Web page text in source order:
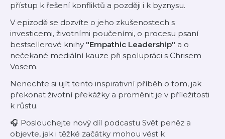
přístup k řešení konfliktů a později i k byznysu.
V epizodě se dozvíte o jeho zkušenostech s
investicemi, životními poučeními, o procesu psaní
bestsellerové knihy "Empathic Leadership" a o
nečekané mediální kauze při spolupráci s Chrisem
Vosem.
Nenechte si ujít tento inspirativní příběh o tom, jak
překonat životní překážky a proměnit je v příležitosti
k růstu.
🎧 Poslouchejte nový díl podcastu Svět peněz a
objevte, jak i těžké začátky mohou vést k